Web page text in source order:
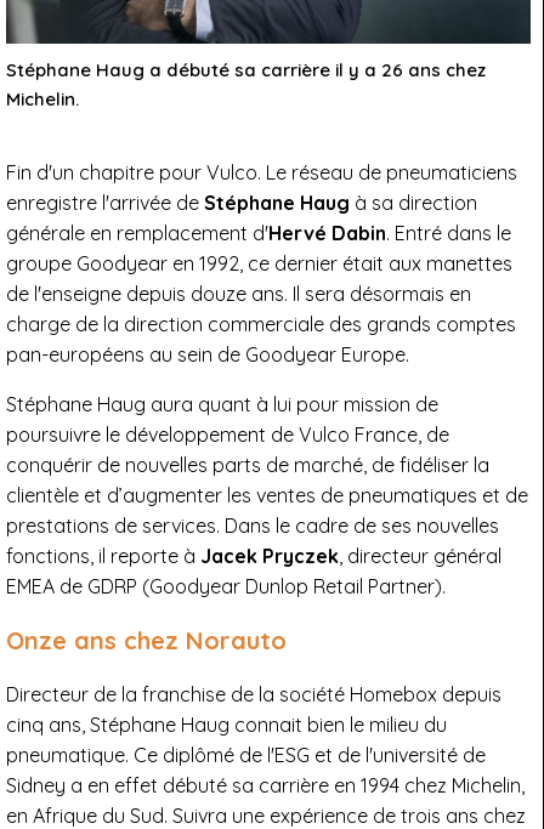
Stéphane Haug a débuté sa carrière il y a 26 ans chez
Michelin.
Fin d'un chapitre pour Vulco. Le réseau de pneumaticiens
enregistre l'arrivée de Stéphane Haug à sa direction
générale en remplacement d'Hervé Dabin. Entré dans le
groupe Goodyear en 1992, ce dernier était aux manettes
de l'enseigne depuis douze ans. Il sera désormais en
charge de la direction commerciale des grands comptes
pan-européens au sein de Goodyear Europe.
Stéphane Haug aura quant à lui pour mission de
poursuivre le développement de Vulco France, de
conquérir de nouvelles parts de marché, de fidéliser la
clientèle et d’augmenter les ventes de pneumatiques et de
prestations de services. Dans le cadre de ses nouvelles
fonctions, il reporte à Jacek Pryczek , directeur général
EMEA de GDRP (Goodyear Dunlop Retail Partner).
Onze ans chez Norauto
Directeur de la franchise de la société Homebox depuis
cinq ans, Stéphane Haug connait bien le milieu du
pneumatique. Ce diplômé de l'ESG et de l'université de
Sidney a en effet débuté sa carrière en 1994 chez Michelin,
en Afrique du Sud. Suivra une expérience de trois ans chez